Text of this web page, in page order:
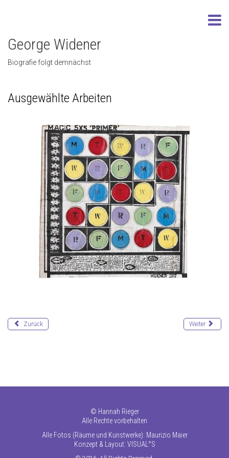
George Widener
Biografie folgt demnächst
Ausgewählte Arbeiten
Zurück Weiter
© Hannah Rieger
Alle Rechte vorbehalten
Alle Fotos (Räume und Kunstwerke): Maurizio Maier
Konzept & Layout: VISUAL°S